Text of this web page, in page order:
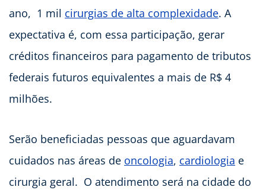
ano, 1 mil cirurgias de alta complexidade. A
expectativa é, com essa participação, gerar
créditos financeiros para pagamento de tributos
federais futuros equivalentes a mais de R$ 4
milhões.
Serão beneficiadas pessoas que aguardavam
cuidados nas áreas de oncologia, cardiologia e
cirurgia geral. O atendimento será na cidade do